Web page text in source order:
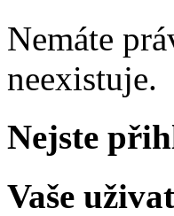
Nemáte
neexistuje.
Nejste
Vaše